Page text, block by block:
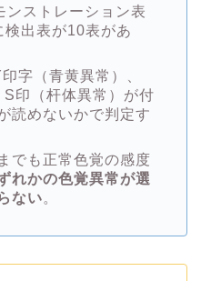
ンストレーション表
出表が10表があ
字（青黄異常）、
印（杆体異常）が付
読めないかで判定す
でも正常色覚の感度
れかの色覚異常が選
ない。